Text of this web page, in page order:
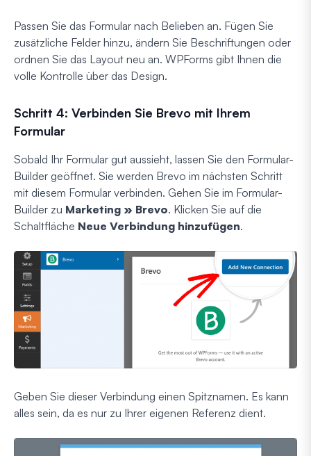
Passen Sie das Formular nach Belieben an. Fügen Sie
zusätzliche Felder hinzu, ändern Sie Beschriftungen oder
ordnen Sie das Layout neu an. WPForms gibt Ihnen die
volle Kontrolle über das Design.
Schritt 4: Verbinden Sie Brevo mit Ihrem
Formular
Sobald Ihr Formular gut aussieht, lassen Sie den Formular-
Builder geöffnet. Sie werden Brevo im nächsten Schritt
mit diesem Formular verbinden. Gehen Sie im Formular-
Builder zu Marketing » Brevo. Klicken Sie auf die
Schaltfläche Neue Verbindung hinzufügen.
Geben Sie dieser Verbindung einen Spitznamen. Es kann
alles sein, da es nur zu Ihrer eigenen Referenz dient.